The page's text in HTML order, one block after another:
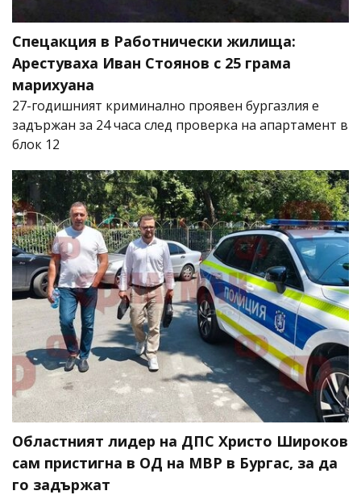
Спецакция в Работнически жилища:
Арестуваха Иван Стоянов с 25 грама
марихуана
27-годишният криминално проявен бургазлия е
задържан за 24 часа след проверка на апартамент в
блок 12
Областният лидер на ДПС Христо Широков
сам пристигна в ОД на МВР в Бургас, за да
го задържат